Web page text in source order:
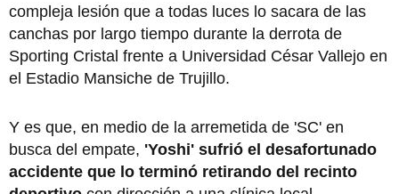
compleja lesión que a todas luces lo sacara de las
canchas por largo tiempo durante la derrota de
Sporting Cristal frente a Universidad César Vallejo en
el Estadio Mansiche de Trujillo.
Y es que, en medio de la arremetida de 'SC' en
busca del empate, 'Yoshi' sufrió el desafortunado
accidente que lo terminó retirando del recinto